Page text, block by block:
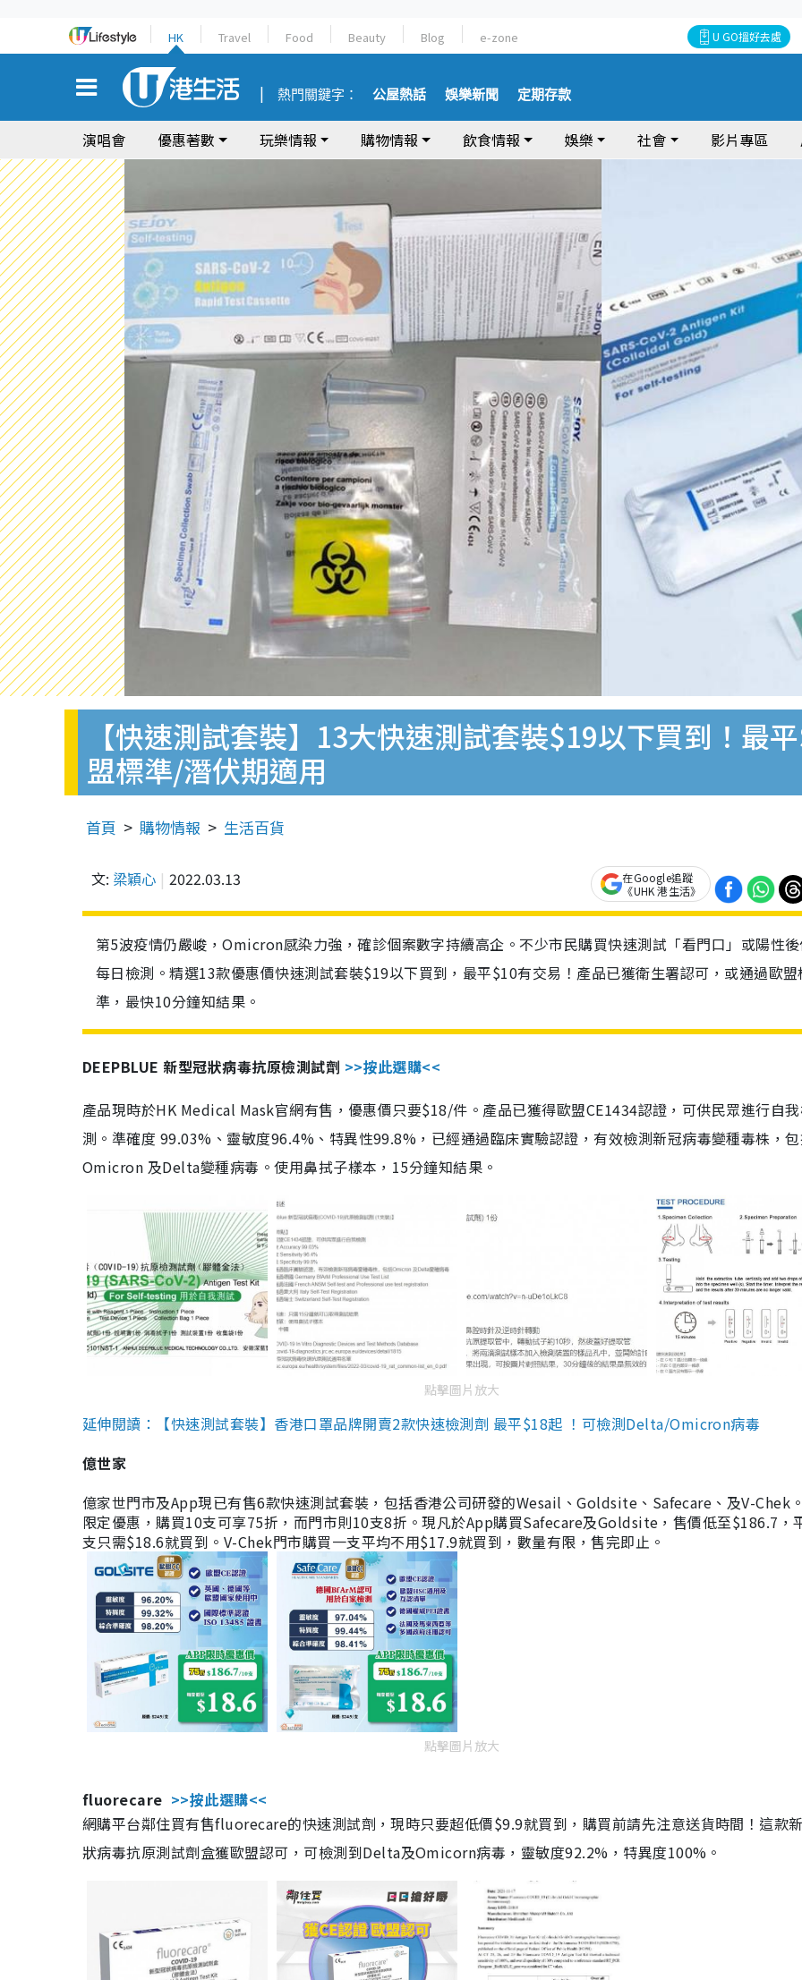
HK Travel Food Beauty Blog e-zone U GO搵好去處
熱門關鍵字： 公屋熱話 娛樂新聞 定期存款
演唱會 優惠著數 玩樂情報 購物情報 飲食情報 娛樂 社會 影片專區
【快速測試套裝】13大快速測試套裝$19以下買到！最
盟標準/潛伏期適用
首頁 購物情報 生活百貨
文: 梁穎心 2022.03.13
在Google追蹤
《UHK 港生活》
第5波疫情仍嚴峻，Omicron感染力強，確診個案數字持續高企。不少市民購買快速測試「看門口」或陽性
每日檢測。精選13款優惠價快速測試套裝$19以下買到，最平$10有交易！產品已獲衛生署認可，或通過歐盟
準，最快10分鐘知結果。
DEEPBLUE 新型冠狀病毒抗原檢測試劑 >>按此選購<<
產品現時於HK Medical Mask官網有售，優惠價只要$18/件。產品已獲得歐盟CE1434認證，可供民眾進行自
測。準確度 99.03%、靈敏度96.4%、特異性99.8%，已經通過臨床實驗認證，有效檢測新冠病毒變種毒株，
Omicron 及Delta變種病毒。使用鼻拭子樣本，15分鐘知結果。
點擊圖片放大
延伸閱讀：【快速測試套裝】香港口罩品牌開賣2款快速檢測劑 最平$18起 ！可檢測Delta/Omicron病毒
億世家
億家世門市及App現已有售6款快速測試套裝，包括香港公司研發的Wesail、Goldsite、Safecare、及V-Chek
限定優惠，購買10支可享75折，而門市則10支8折。現凡於App購買Safecare及Goldsite，售價低至$186.7，
支只需$18.6就買到。V-Chek門市購買一支平均不用$17.9就買到，數量有限，售完即止。
點擊圖片放大
fluorecare >>按此選購<<
網購平台鄰住買有售fluorecare的快速測試劑，現時只要超低價$9.9就買到，購買前請先注意送貨時間！這款
狀病毒抗原測試劑盒獲歐盟認可，可檢測到Delta及Omicorn病毒，靈敏度92.2%，特異度100%。